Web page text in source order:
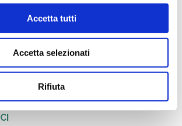
Accetta tutti
Accetta selezionati
Rifiuta
PRIMARIA DEI TUMORI